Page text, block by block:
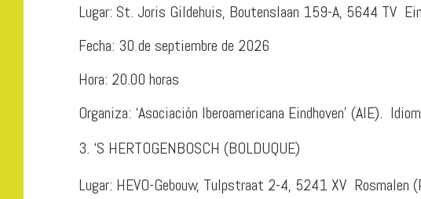
Lugar: St. Joris Gildehuis, Boutenslaan 159-A, 5644 TV
Fecha: 30 de septiembre de 2026
Hora: 20.00 horas
Organiza: ‘Asociación Iberoamericana Eindhoven’ (AIE).
‘S HERTOGENBOSCH (BOLDUQUE)
Lugar: HEVO-Gebouw, Tulpstraat 2-4, 5241 XV Rosmalen